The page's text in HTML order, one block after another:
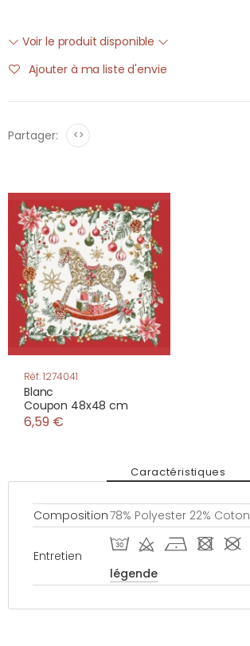
Voir le produit disponible
Ajouter à ma liste d'envie
Partager: <>
Réf: 1274041
Blanc
Coupon 48x48 cm
6,59 €
Caractéristiques
Composition78% Polyester 22% Coton
Entretien
T d h - #
légende